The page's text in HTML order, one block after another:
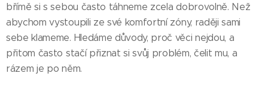
břímě si s sebou často táhneme zcela dobrovolně. Než
abychom vystoupili ze své komfortní zóny, raději sami
sebe klameme. Hledáme důvody, proč věci nejdou, a
přitom často stačí přiznat si svůj problém, čelit mu, a
rázem je po něm.